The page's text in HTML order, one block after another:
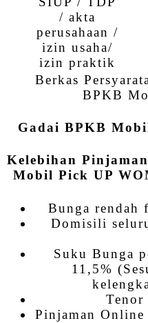
/ akta
perusahaan /
izin usaha/
izin praktik
Berkas
BPKB
Gadai BPKB
Kelebihan
Mobil Pick UP
Bunga rendah
Domisili
Suku Bunga
11,5%
Tenor
Pinjaman